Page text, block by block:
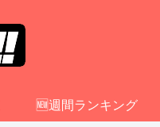
🆕週間ランキング